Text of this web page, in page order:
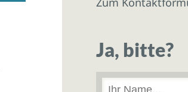
Ja, bitte?